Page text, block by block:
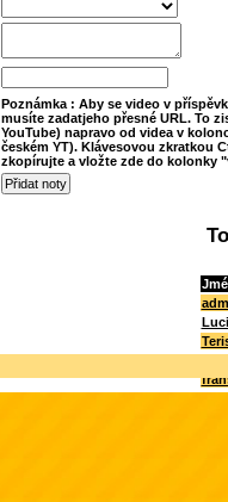
Poznámka : Aby se video v
musíte zadatjeho přesné URL. To
YouTube) napravo od videa v
českém YT). Klávesovou zkratkou
zkopírujte a vložte zde do kolonky